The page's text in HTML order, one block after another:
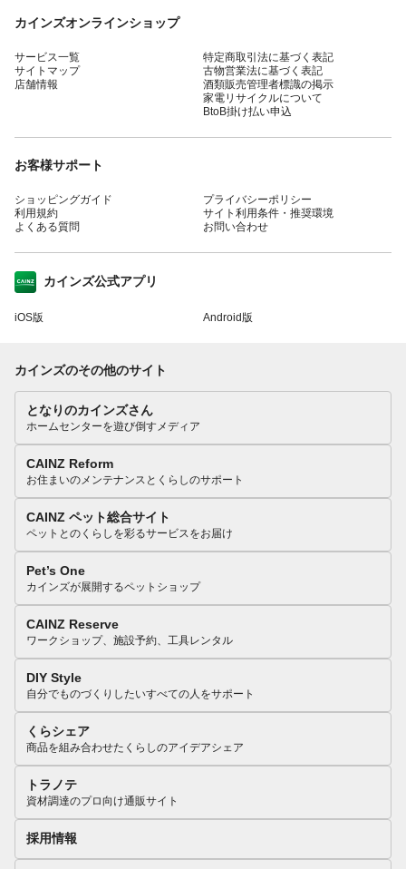
カインズオンラインショップ
サービス一覧
サイトマップ
店舗情報
特定商取引法に基づく表記
古物営業法に基づく表記
酒類販売管理者標識の掲示
家電リサイクルについて
BtoB掛け払い申込
お客様サポート
ショッピングガイド
利用規約
よくある質問
プライバシーポリシー
サイト利用条件・推奨環境
お問い合わせ
カインズ公式アプリ
iOS版 Android版
カインズのその他のサイト
となりのカインズさん
ホームセンターを遊び倒すメディア
CAINZ Reform
お住まいのメンテナンスとくらしのサポート
CAINZ ペット総合サイト
ペットとのくらしを彩るサービスをお届け
Pet’s One
カインズが展開するペットショップ
CAINZ Reserve
ワークショップ、施設予約、工具レンタル
DIY Style
自分でものづくりしたいすべての人をサポート
くらシェア
商品を組み合わせたくらしのアイデアシェア
トラノテ
資材調達のプロ向け通販サイト
採用情報